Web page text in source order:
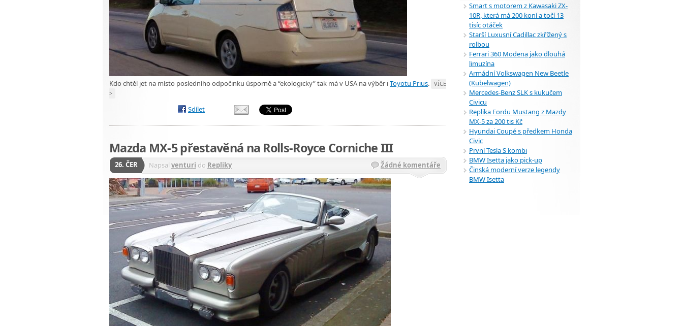
Kdo chtěl jet na místo posledního odpočinku úsporně a “ekologicky” tak má v USA na výběr iToyotu Prius. VÍCE
>
Sdílet
Mazda MX-5 přestavěná na Rolls-Royce Corniche III
26. ČER Napsal venturi do Repliky Žádné komentáře
Smart s motorem z Kawasaki ZX-
10R, která má 200 koní a točí 13
tisíc otáček
Starší Luxusní Cadillac zkřížený s
rolbou
Ferrari 360 Modena jako dlouhá
limuzína
Armádní Volkswagen New Beetle
(Kübelwagen)
Mercedes-Benz SLK s kukučem
Civicu
Replika Fordu Mustang z Mazdy
MX-5 za 200 tis Kč
Hyundai Coupé s předkem Honda
Civic
První Tesla S kombi
BMW Isetta jako pick-up
Činská moderní verze legendy
BMW Isetta